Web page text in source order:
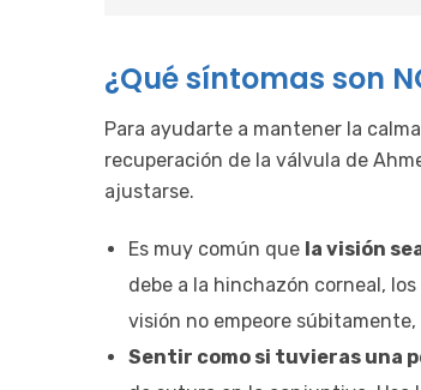
¿Qué síntomas son
Para ayudarte a mantener la
recuperación de la válvula de
ajustarse.
Es muy común que la visión
debe a la hinchazón corneal,
visión no empeore
Sentir como si tuvieras una